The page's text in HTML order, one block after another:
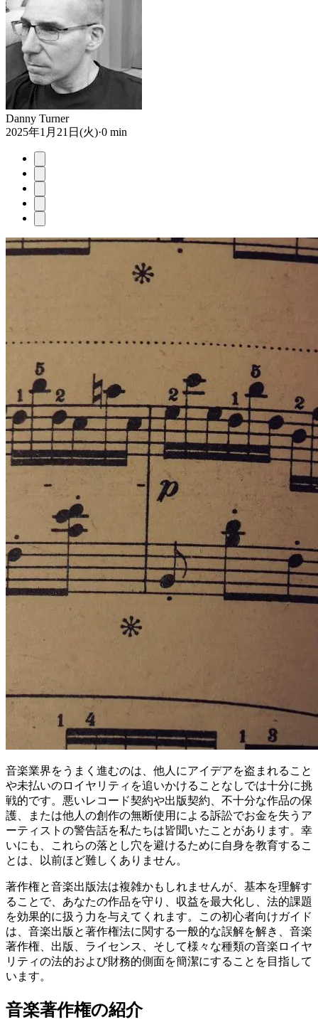
Danny Turner
2025年1月21日(火)·0 min
音楽業界をうまく進むのは、他人にアイデアを盗まれること
や未払いのロイヤリティを追いかけることなしでは十分に挑
戦的です。悪いレコード契約や出版契約、不十分な作品の保
護、または他人の創作の無断使用による訴訟でお金を失うア
ーティストの警告話を私たちは皆聞いたことがあります。幸
いにも、これらの落とし穴を避けるために自身を教育するこ
とは、以前ほど難しくありません。
著作権と音楽出版法は複雑かもしれませんが、基本を理解す
ることで、あなたの作品を守り、収益を最大化し、法的課題
を効果的に扱う力を与えてくれます。この初心者向けガイド
は、音楽出版と著作権法に関する一般的な誤解を解き、音楽
著作権、出版、ライセンス、そして様々な種類の音楽ロイヤ
リティの法的および財務的側面を簡潔にすることを目指して
います。
音楽著作権の紹介